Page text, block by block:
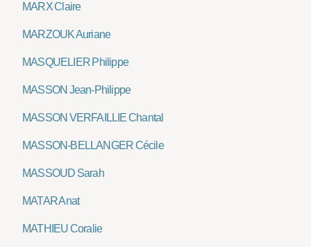
MARX Claire
MARZOUK Auriane
MASQUELIER Philippe
MASSON Jean-Philippe
MASSON VERFAILLIE Chantal
MASSON-BELLANGER Cécile
MASSOUD Sarah
MATAR Anat
MATHIEU Coralie